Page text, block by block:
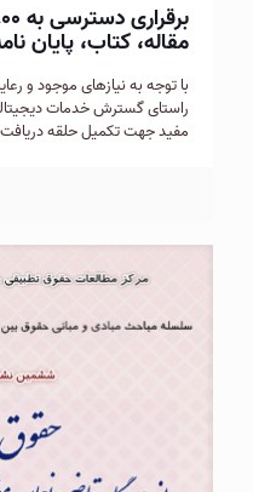
مقاله، کتاب، پایان
با توجه به نیازهای موجود و
راستای گسترش خدمات
مفید جهت تکمیل حلقه